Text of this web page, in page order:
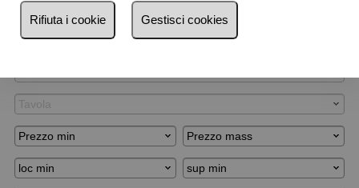
Tipo di immobile
Provincia
Tavola
Prezzo min Prezzo mass
loc min sup min
Rifiuta i cookie Gestisci cookies